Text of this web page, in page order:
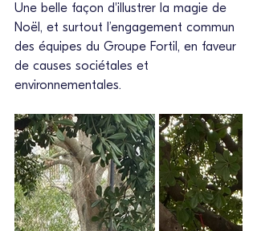
Une belle façon d'illustrer la magie de
Noël, et surtout l’engagement commun
des équipes du Groupe Fortil, en faveur
de causes sociétales et
environnementales.